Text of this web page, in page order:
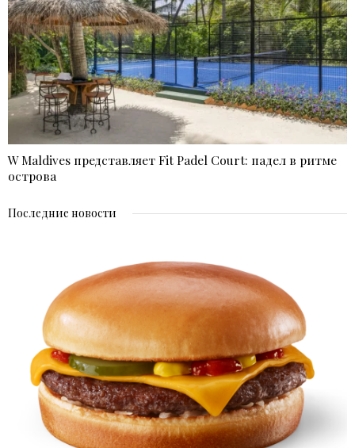
W Maldives представляет Fit Padel Court: падел в ритме
острова
Последние новости